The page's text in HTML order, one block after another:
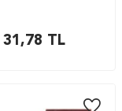
31,78 TL